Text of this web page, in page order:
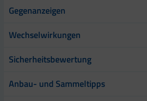
Gegenanzeigen
Wechselwirkungen
Sicherheitsbewertung
Anbau- und Sammeltipps